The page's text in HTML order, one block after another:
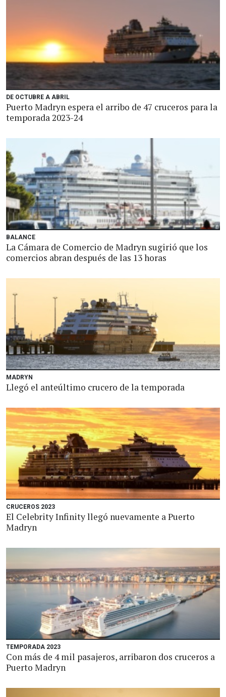
DE OCTUBRE A ABRIL
Puerto Madryn espera el arribo de 47 cruceros para la
temporada 2023-24
BALANCE
La Cámara de Comercio de Madryn sugirió que los
comercios abran después de las 13 horas
MADRYN
Llegó el anteúltimo crucero de la temporada
CRUCEROS 2023
El Celebrity Infinity llegó nuevamente a Puerto
Madryn
TEMPORADA 2023
Con más de 4 mil pasajeros, arribaron dos cruceros a
Puerto Madryn